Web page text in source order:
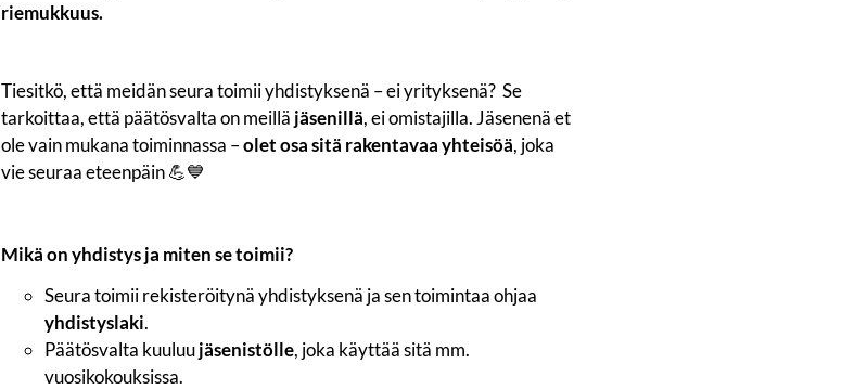
riemukkuus.
Tiesitkö, että meidän seura toimii yhdistyksenä – ei yrityksenä? Se
tarkoittaa, että päätösvalta on meillä jäsenillä, ei omistajilla. Jäsenenä et
ole vain mukana toiminnassa –olet osa sitä rakentavaa yhteisöä, joka
vie seuraa eteenpäin 💪💙
Mikä on yhdistys ja miten se toimii?
Seura toimii rekisteröitynä yhdistyksenä ja sen toimintaa ohjaa
yhdistyslaki.
Päätösvalta kuuluujäsenistölle, joka käyttää sitä mm.
vuosikokouksissa.